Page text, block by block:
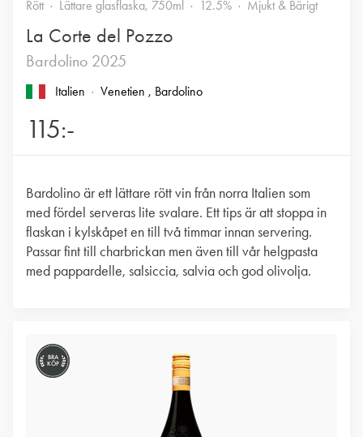
Rött Lättare glasflaska, 750ml 12.5% Mjukt & Bärigt
La Corte del Pozzo
Bardolino 2025
Italien Venetien , Bardolino
115:-
Bardolino är ett lättare rött vin från norra Italien som
med fördel serveras lite svalare. Ett tips är att stoppa in
flaskan i kylskåpet en till två timmar innan servering.
Passar fint till charbrickan men även till vår helgpasta
med pappardelle, salsiccia, salvia och god olivolja.
BRA
KÖP